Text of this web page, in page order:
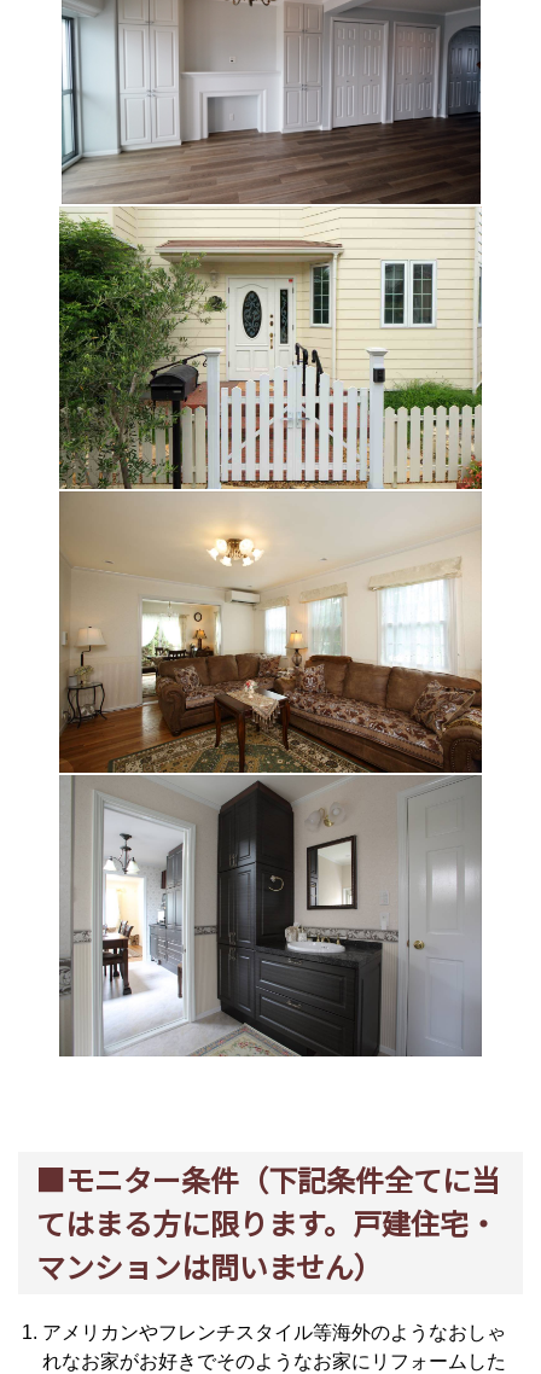
■モニター条件（下記条件全てに当
てはまる方に限ります。戸建住宅・
マンションは問いません）
アメリカンやフレンチスタイル等海外のようなおしゃ
れなお家がお好きでそのようなお家にリフォームした